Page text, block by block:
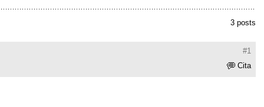
3 posts
#1
Cita